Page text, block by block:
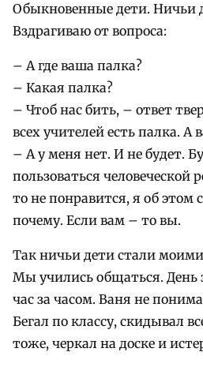
Обыкновенные дети. Ничьи
Вздрагиваю от вопроса:
– А где ваша палка?
– Какая палка?
– Чтоб нас бить, – ответ
всех учителей есть палка. А
– А у меня нет. И не будет.
пользоваться человеческой
то не понравится, я об этом
почему. Если вам – то вы.
Так ничьи дети стали
Мы учились общаться. День
час за часом. Ваня не
Бегал по классу, скидывал
тоже, черкал на доске и